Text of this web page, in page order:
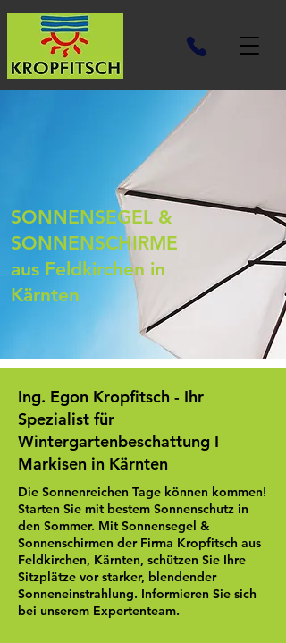
SONNENSEGEL &
SONNENSCHIRME
aus Feldkirchen in
Kärnten
Ing. Egon Kropfitsch - Ihr
Spezialist für
Wintergartenbeschattung I
Markisen in Kärnten
Die Sonnenreichen Tage können kommen!
Starten Sie mit bestem Sonnenschutz in
den Sommer. Mit Sonnensegel &
Sonnenschirmen der Firma Kropfitsch aus
Feldkirchen, Kärnten, schützen Sie Ihre
Sitzplätze vor starker, blendender
Sonneneinstrahlung. Informieren Sie sich
bei unserem Expertenteam.